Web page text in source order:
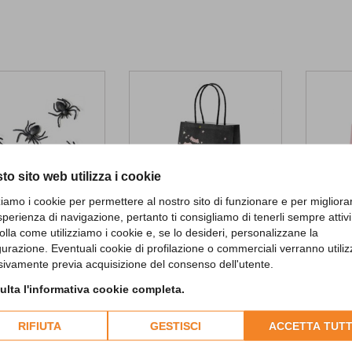
sito web utilizza i cookie
i cookie per permettere al nostro sito di funzionare e per
di navigazione, pertanto ti consigliamo di tenerli sempre attivi.
come utilizziamo i cookie e, se lo desideri, personalizzane la
Eventuali cookie di profilazione o commerciali verranno
previa acquisizione del consenso dell'utente.
l'informativa cookie completa.
RIFIUTA GESTISCI ACCETTA
Spiders 10pc
0,90 €
ADD TO CART
-30%
Halloween Favor Bags Bat
4,90 € 3,43 €
OUT OF STOCK